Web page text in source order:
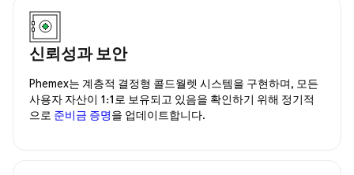
신뢰성과 보안
Phemex는 계층적 결정형 콜드월렛 시스템을 구현하며, 모든
사용자 자산이 1:1로 보유되고 있음을 확인하기 위해 정기적
으로 준비금 증명을 업데이트합니다.